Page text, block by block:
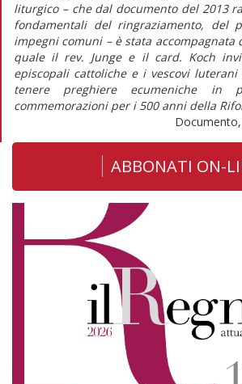
liturgico – che dal documento del 2013
fondamentali del ringraziamento, del
impegni comuni – è stata accompagnata
quale il rev. Junge e il card. Koch
episcopali cattoliche e i vescovi
tenere preghiere ecumeniche in
commemorazioni per i 500 anni della
ABBONATI ON-